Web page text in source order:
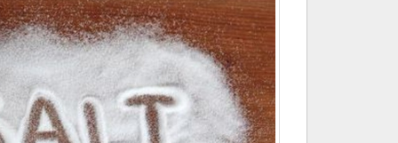
أن
الأنظمة
الغذائية
قليلة
الملح
قد